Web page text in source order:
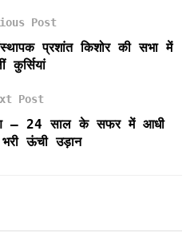
Post
प्रशांत किशोर की सभा में
कुर्सियां
Post
– 24 साल के सफर में आधी
ऊंची उड़ान